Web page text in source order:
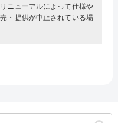
ニューアルによって仕様や
・提供が中止されている場